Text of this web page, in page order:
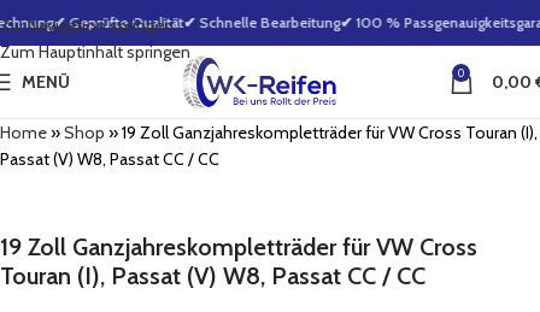
Zur Navigation springen
Zum Hauptinhalt springen
✔ Geprüfte Qualität✔ Schnelle Bearbeitung✔ 100 %
MENÜ 0 0,00
Home»Shop »19 Zoll Ganzjahreskompletträder für VW Cross Touran (I),
Passat (V) W8, Passat CC / CC
19 Zoll Ganzjahreskompletträder für VW Cross
Touran (I), Passat (V) W8, Passat CC / CC